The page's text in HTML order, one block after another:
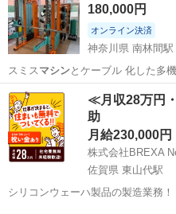
で探してますが無いものとしてお...
180,000円
オンライン決済
神奈川県 南林間駅
スミス マシンとケーブル 化した多
容】 ・スミスマシン
メ… ・タイプ: スミスマシン・ケー
神奈川 大和市 南林間駅
≪月収28万円
助
月給230,000円
株式会社BREXA
佐賀県 東山代駅
シリコンウェーハ製品の製造業務！